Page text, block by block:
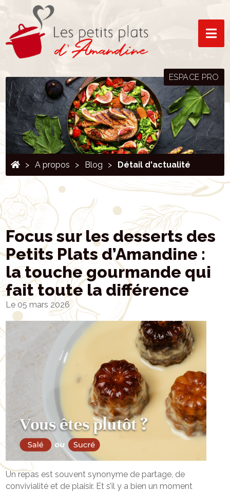
ESPACE PRO
A propos Blog Détail d'actualité
Focus sur les desserts des
Petits Plats d’Amandine :
la touche gourmande qui
fait toute la différence
Le 05 mars 2026
Un repas est souvent synonyme de partage, de
convivialité et de plaisir. Et s’il y a bien un moment